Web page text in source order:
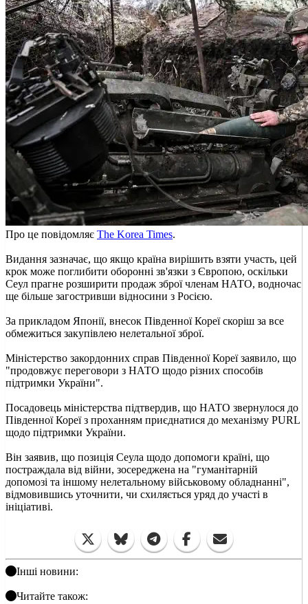
Про це повідомляє The Korea Times.
Видання зазначає, що якщо країна вирішить взяти участь, цей
крок може поглибити оборонні зв'язки з Європою, оскільки
Сеул прагне розширити продаж зброї членам НАТО, водночас
ще більше загостривши відносини з Росією.
За прикладом Японії, внесок Південної Кореї скоріш за все
обмежиться закупівлею нелетальної зброї.
Міністерство закордонних справ Південної Кореї заявило, що
"продовжує переговори з НАТО щодо різних способів
підтримки України".
Посадовець міністерства підтвердив, що НАТО звернулося до
Південної Кореї з проханням приєднатися до механізму PURL
щодо підтримки України.
Він заявив, що позиція Сеула щодо допомоги країні, що
постраждала від війни, зосереджена на "гуманітарній
допомозі та іншому нелетальному військовому обладнанні",
відмовившись уточнити, чи схиляється уряд до участі в
ініціативі.
Інші новини:
Читайте також: